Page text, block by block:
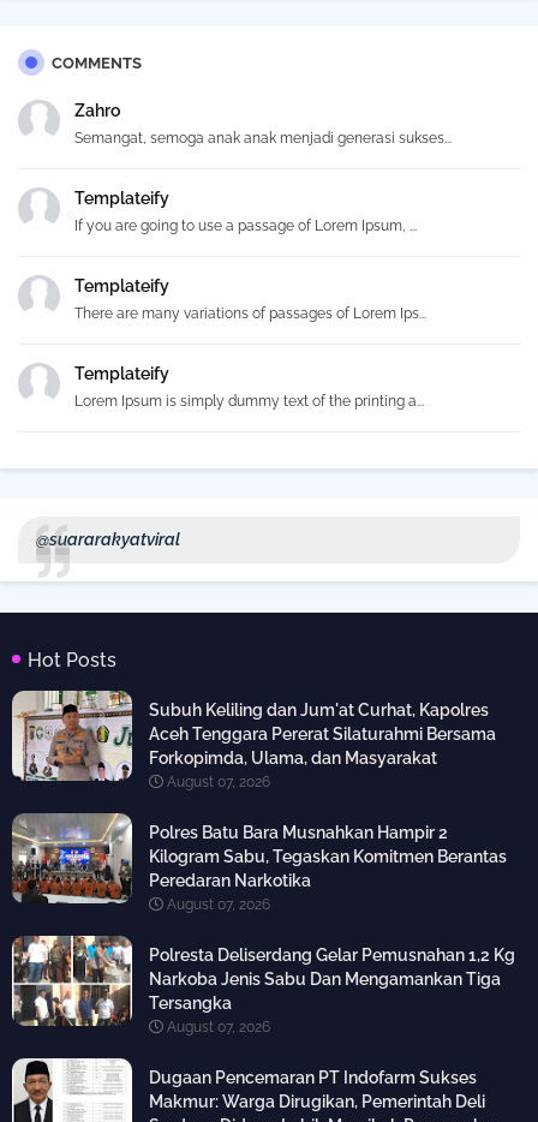
COMMENTS
Zahro
Semangat, semoga anak anak menjadi generasi sukses...
Templateify
If you are going to use a passage of Lorem Ipsum, ...
Templateify
There are many variations of passages of Lorem Ips...
Templateify
Lorem Ipsum is simply dummy text of the printing a...
@suararakyatviral
Hot Posts
Subuh Keliling dan Jum'at Curhat, Kapolres
Aceh Tenggara Pererat Silaturahmi Bersama
Forkopimda, Ulama, dan Masyarakat
August 07, 2026
Polres Batu Bara Musnahkan Hampir 2
Kilogram Sabu, Tegaskan Komitmen Berantas
Peredaran Narkotika
August 07, 2026
Polresta Deliserdang Gelar Pemusnahan 1,2 Kg
Narkoba Jenis Sabu Dan Mengamankan Tiga
Tersangka
August 07, 2026
Dugaan Pencemaran PT Indofarm Sukses
Makmur: Warga Dirugikan, Pemerintah Deli